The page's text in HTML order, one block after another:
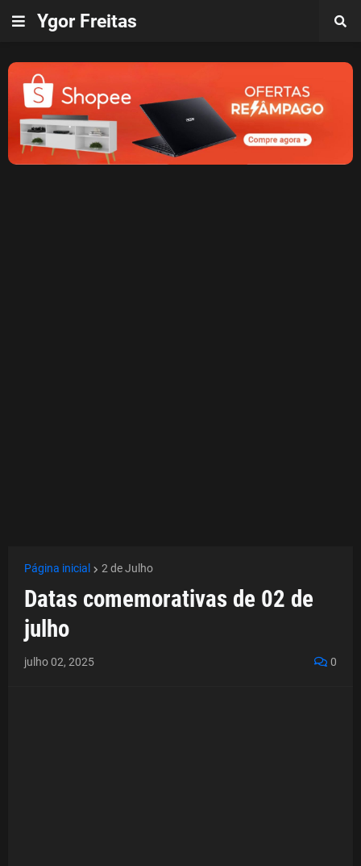
Ygor Freitas
Página inicial 2 de Julho
Datas comemorativas de 02 de
julho
julho 02, 2025 0